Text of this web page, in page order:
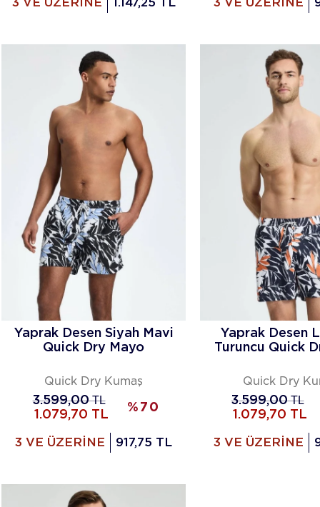
3 VE ÜZERİNE 1.147,25 TL 3 VE ÜZERİNE
Yaprak Desen Siyah Mavi
Quick Dry Mayo
Quick Dry Kumaş
3.599,00TL
1.079,70 TL
% 70
3 VE ÜZERİNE 917,75 TL
Yaprak Desen
Turuncu Quick
Quick Dry
3.599,00TL
1.079,70 TL
3 VE ÜZERİNE